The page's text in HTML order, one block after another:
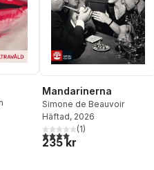
antal röster:
Mandarinerna
Simone de Beauvoir
Häftad, 2026
4,0utav 5 stjärnor. Totalt
(1)
235 kr